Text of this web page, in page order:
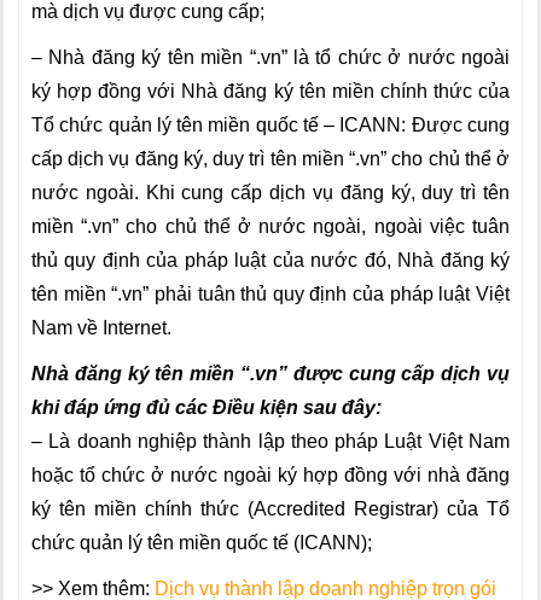
mà dịch vụ được cung cấp;
– Nhà đăng ký tên miền “.vn” là tổ chức ở nước ngoài
ký hợp đồng với Nhà đăng ký tên miền chính thức của
Tổ chức quản lý tên miền quốc tế – ICANN: Được cung
cấp dịch vụ đăng ký, duy trì tên miền “.vn” cho chủ thể ở
nước ngoài. Khi cung cấp dịch vụ đăng ký, duy trì tên
miền “.vn” cho chủ thể ở nước ngoài, ngoài việc tuân
thủ quy định của pháp luật của nước đó, Nhà đăng ký
tên miền “.vn” phải tuân thủ quy định của pháp luật Việt
Nam về Internet.
Nhà đăng ký tên miền “.vn” được cung cấp dịch vụ
khi đáp ứng đủ các Điều kiện sau đây:
– Là doanh nghiệp thành lập theo pháp Luật Việt Nam
hoặc tổ chức ở nước ngoài ký hợp đồng với nhà đăng
ký tên miền chính thức (Accredited Registrar) của Tổ
chức quản lý tên miền quốc tế (ICANN);
>> Xem thêm: Dịch vụ thành lập doanh nghiệp trọn gói